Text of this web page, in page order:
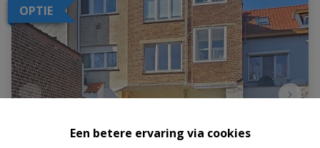
Een betere ervaring via cookies
OPTIE